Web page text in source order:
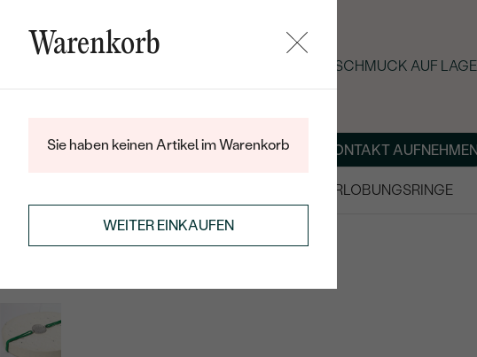
SOMMER-BLACK-FRIDAY: -25 % AUF SCHMUCK AUF
ÜBER UNS MAGAZINSCHMUCK NACH MASS KONTAKT
VERLOBUNGSRINGE
STRING-ARMBÄNDER
Warenkorb
Sie haben keinen Artikel im Warenkorb
WEITER EINKAUFEN